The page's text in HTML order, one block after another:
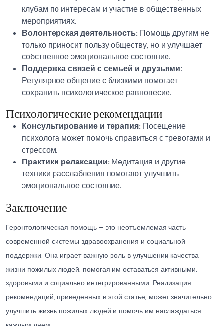
клубам по интересам и участие в общественных
мероприятиях.
Волонтерская деятельность: Помощь другим не
только приносит пользу обществу, но и улучшает
собственное эмоциональное состояние.
Поддержка связей с семьей и друзьями:
Регулярное общение с близкими помогает
сохранить психологическое равновесие.
Психологические рекомендации
Консультирование и терапия: Посещение
психолога может помочь справиться с тревогами и
стрессом.
Практики релаксации: Медитация и другие
техники расслабления помогают улучшить
эмоциональное состояние.
Заключение
Геронтологическая помощь – это неотъемлемая часть
современной системы здравоохранения и социальной
поддержки. Она играет важную роль в улучшении качества
жизни пожилых людей, помогая им оставаться активными,
здоровыми и социально интегрированными. Реализация
рекомендаций, приведенных в этой статье, может значительно
улучшить жизнь пожилых людей и помочь им наслаждаться